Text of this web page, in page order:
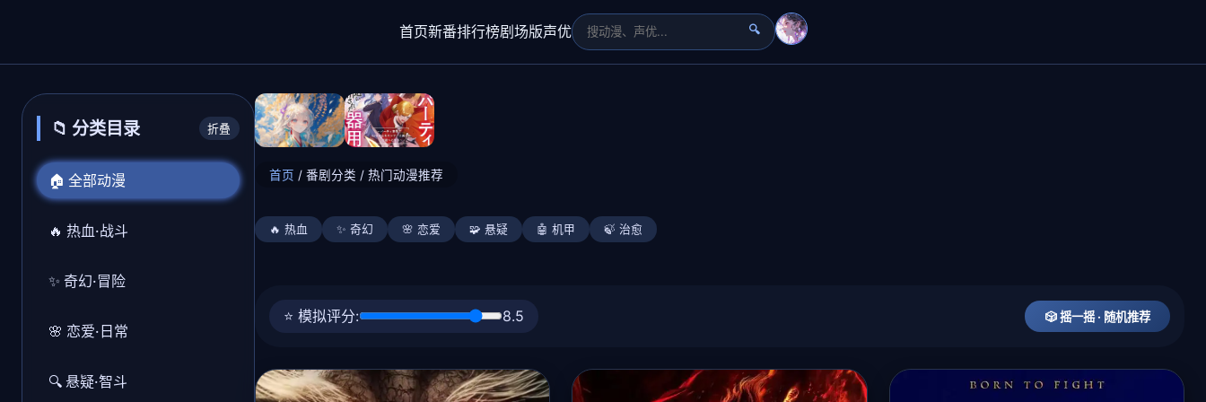
首页新番排行榜剧场版声优 🔍
📁 分类目录 折叠
🏠 全部动漫
🔥 热血·战斗
✨ 奇幻·冒险
🌸 恋爱·日常
🔍 悬疑·智斗
首页 / 番剧分类 / 热门动漫推荐
🔥 热血 ✨ 奇幻 🌸 恋爱 🧩 悬疑 🤖 机甲 🍃 治愈
⭐ 模拟评分: 8.5 🎲 摇一摇 · 随机推荐